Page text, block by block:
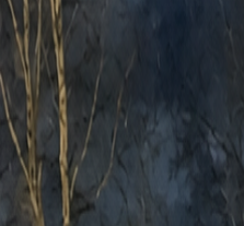
В результате заказ был
стоимость перевозки
Если вам нужно
загрузки и предложим
Фотографии
Другие кейсы